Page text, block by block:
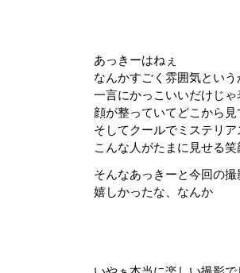
あっきーはねぇ
なんかすごく雰囲気とい
一言にかっこいいだけじ
顔が整っていてどこから
そしてクールでミステリア
こんな人がたまに見せる
そんなあっきーと今回の
嬉しかったな、なんか